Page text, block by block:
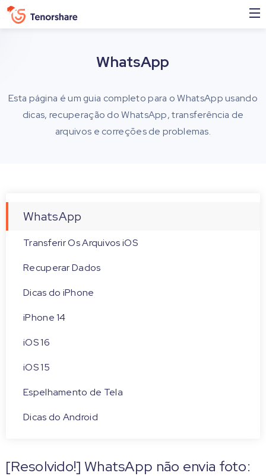
WhatsApp
Esta página é um guia completo para o WhatsApp usando
dicas, recuperação do WhatsApp, transferência de
arquivos e correções de problemas.
WhatsApp
Transferir Os Arquivos iOS
Recuperar Dados
Dicas do iPhone
iPhone 14
iOS 16
iOS 15
Espelhamento de Tela
Dicas do Android
[Resolvido!] WhatsApp não envia foto: